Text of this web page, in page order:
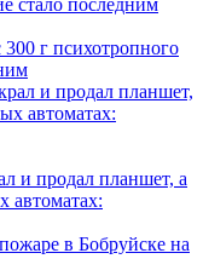
г психотропного
и продал планшет, а
автоматах: